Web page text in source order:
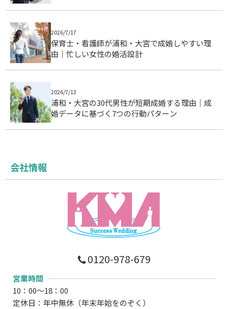
2026/7/17
保育士・看護師が浦和・大宮で成婚しやすい理
由｜忙しい女性の婚活設計
2026/7/13
浦和・大宮の30代男性が短期成婚する理由｜成
婚データに基づく7つの行動パターン
会社情報
0120-978-679
営業時間
10：00～18：00
定休日：年中無休（年末年始をのぞく）